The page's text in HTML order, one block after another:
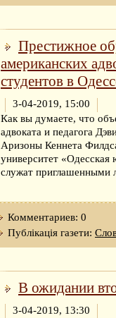
Престижное
американских
студентов в
3-04-2019, 15:00
Как вы думаете, что
адвоката и педагога
Аризоны Кеннета
университет «Одесская
служат приглашенными
Комментариев: 0
Публікація газети:
В ожидании
3-04-2019, 13:30